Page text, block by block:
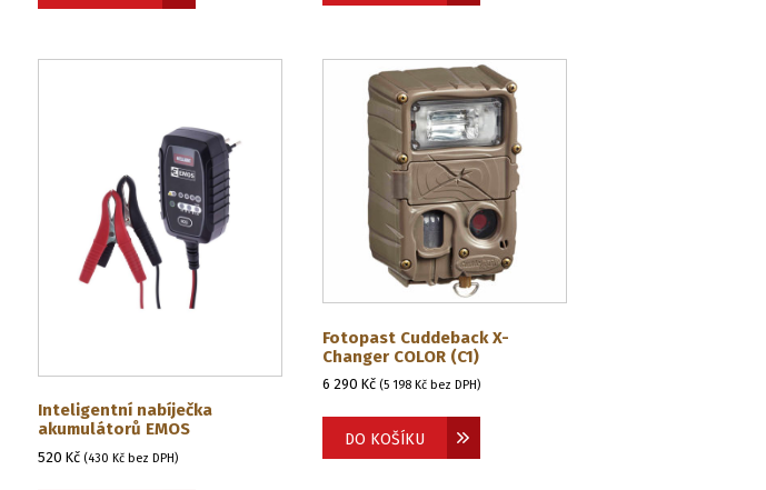
Inteligentní nabíječka
akumulátorů EMOS
520 Kč (430 Kčbez DPH)
Fotopast Cuddeback X-
Changer COLOR (C1)
6 290 Kč (5 198 Kčbez DPH)
DO KOŠÍKU